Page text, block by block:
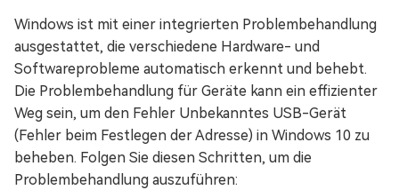
Windows ist mit einer integrierten Problembehandlung
ausgestattet, die verschiedene Hardware- und
Softwareprobleme automatisch erkennt und behebt.
Die Problembehandlung für Geräte kann ein effizienter
Weg sein, um den Fehler Unbekanntes USB-Gerät
(Fehler beim Festlegen der Adresse) in Windows 10 zu
beheben. Folgen Sie diesen Schritten, um die
Problembehandlung auszuführen: